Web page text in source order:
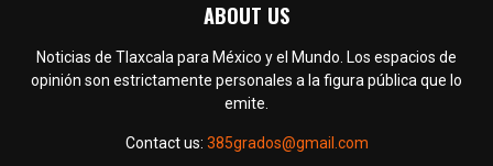
ABOUT US
Noticias de Tlaxcala para México y el Mundo. Los espacios de
opinión son estrictamente personales a la figura pública que lo
emite.
Contact us: 385grados@gmail.com